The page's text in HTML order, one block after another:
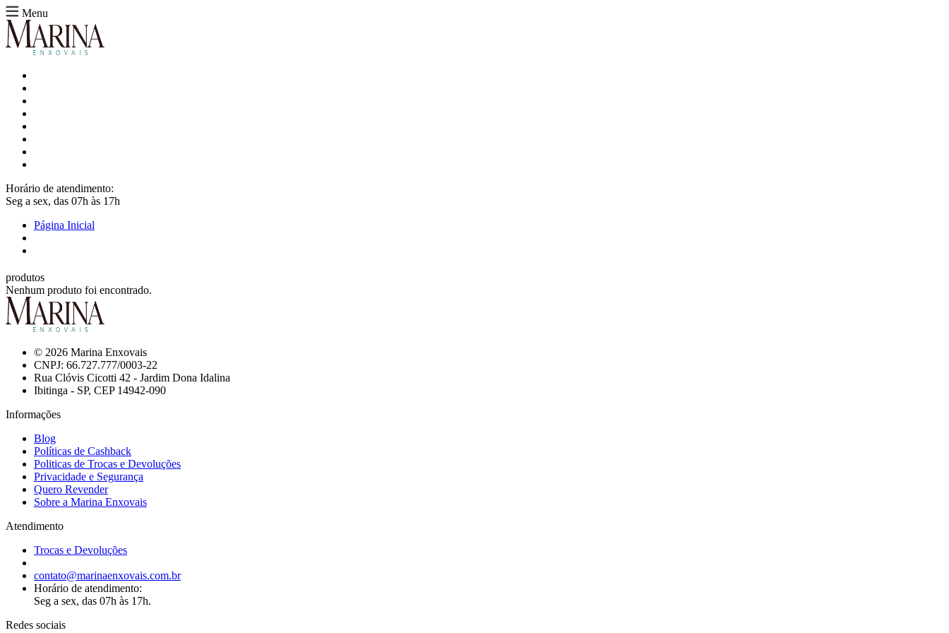
Menu
Horário de atendimento:
Seg a sex, das 07h às 17h
Página Inicial
produtos
Nenhum produto foi encontrado.
© 2026 Marina Enxovais
CNPJ: 66.727.777/0003-22
Rua Clóvis Cicotti 42 - Jardim Dona Idalina
Ibitinga - SP, CEP 14942-090
Informações
Blog
Políticas de Cashback
Politicas de Trocas e Devoluções
Privacidade e Segurança
Quero Revender
Sobre a Marina Enxovais
Atendimento
Trocas e Devoluções
contato@marinaenxovais.com.br
Horário de atendimento:
Seg a sex, das 07h às 17h.
Redes sociais